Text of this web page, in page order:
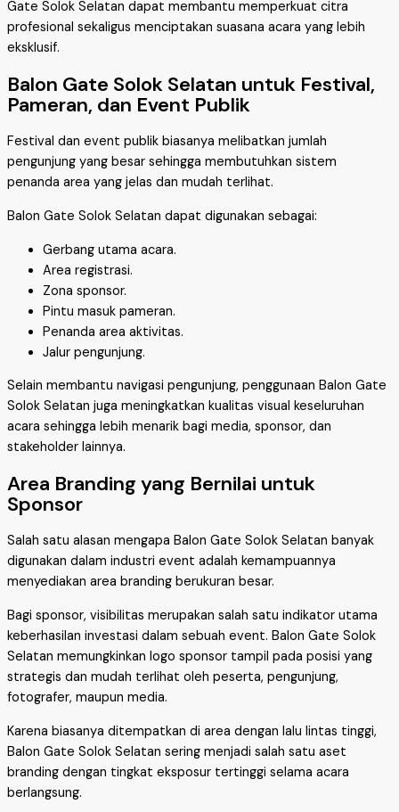
Gate Solok Selatan dapat membantu memperkuat citra
profesional sekaligus menciptakan suasana acara yang lebih
eksklusif.
Balon Gate Solok Selatan untuk Festival,
Pameran, dan Event Publik
Festival dan event publik biasanya melibatkan jumlah
pengunjung yang besar sehingga membutuhkan sistem
penanda area yang jelas dan mudah terlihat.
Balon Gate Solok Selatan dapat digunakan sebagai:
Gerbang utama acara.
Area registrasi.
Zona sponsor.
Pintu masuk pameran.
Penanda area aktivitas.
Jalur pengunjung.
Selain membantu navigasi pengunjung, penggunaan Balon Gate
Solok Selatan juga meningkatkan kualitas visual keseluruhan
acara sehingga lebih menarik bagi media, sponsor, dan
stakeholder lainnya.
Area Branding yang Bernilai untuk
Sponsor
Salah satu alasan mengapa Balon Gate Solok Selatan banyak
digunakan dalam industri event adalah kemampuannya
menyediakan area branding berukuran besar.
Bagi sponsor, visibilitas merupakan salah satu indikator utama
keberhasilan investasi dalam sebuah event. Balon Gate Solok
Selatan memungkinkan logo sponsor tampil pada posisi yang
strategis dan mudah terlihat oleh peserta, pengunjung,
fotografer, maupun media.
Karena biasanya ditempatkan di area dengan lalu lintas tinggi,
Balon Gate Solok Selatan sering menjadi salah satu aset
branding dengan tingkat eksposur tertinggi selama acara
berlangsung.